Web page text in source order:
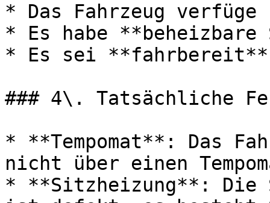
* Das Fahrzeug verfüge
* Es habe
* Es sei **fahrbereit**
### 4\. Tatsächliche
* **Tempomat**: Das
nicht über einen
* **Sitzheizung**: Die